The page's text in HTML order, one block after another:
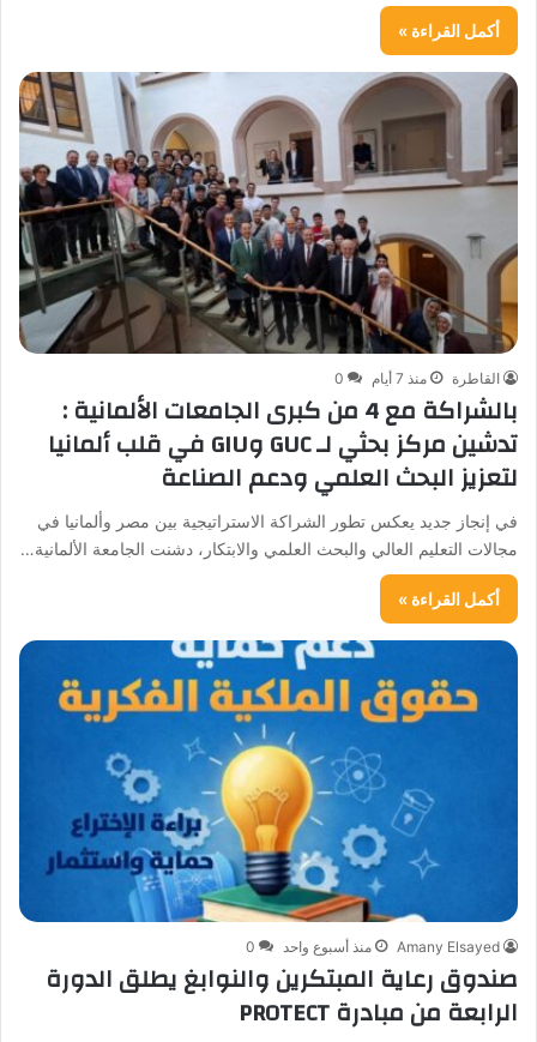
أكمل القراءة »
القاطرة منذ 7 أيام 0
بالشراكة مع 4 من كبرى الجامعات الألمانية :
تدشين مركز بحثي لـ GUC وGIU في قلب ألمانيا
لتعزيز البحث العلمي ودعم الصناعة
في إنجاز جديد يعكس تطور الشراكة الاستراتيجية بين مصر وألمانيا في
مجالات التعليم العالي والبحث العلمي والابتكار، دشنت الجامعة الألمانية…
أكمل القراءة »
Amany Elsayed منذ أسبوع واحد 0
صندوق رعاية المبتكرين والنوابغ يطلق الدورة
الرابعة من مبادرة PROTECT